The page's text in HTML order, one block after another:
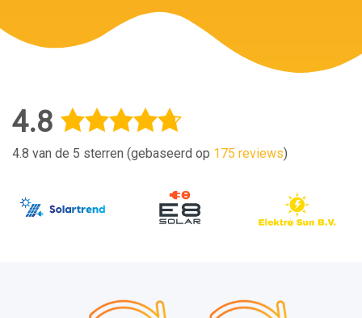
4.8
4.8 van de 5 sterren (gebaseerd op 175 reviews)